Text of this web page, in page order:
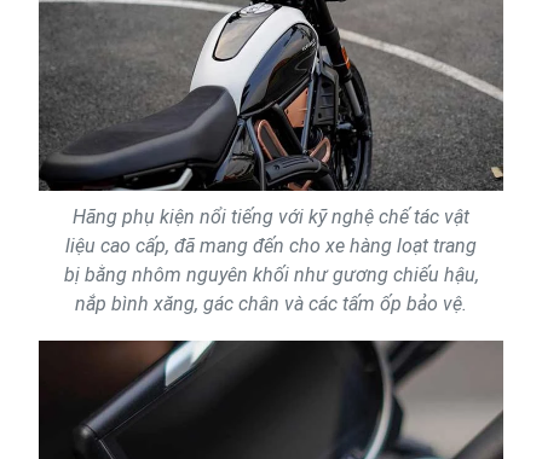
Hãng phụ kiện nổi tiếng với kỹ nghệ chế tác vật
liệu cao cấp, đã mang đến cho xe hàng loạt trang
bị bằng nhôm nguyên khối như gương chiếu hậu,
nắp bình xăng, gác chân và các tấm ốp bảo vệ.